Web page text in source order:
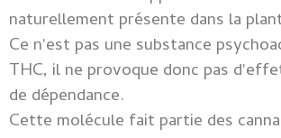
naturellement présente dans la
Ce n'est pas une substance
THC, il ne provoque donc pas
de dépendance.
Cette molécule fait partie des